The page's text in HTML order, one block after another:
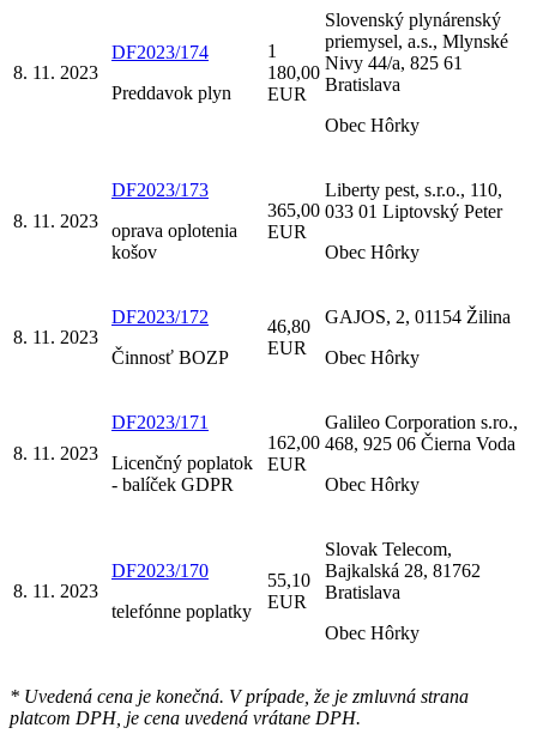
8. 11. 2023
DF2023/174
Preddavok plyn
1
180,00
EUR
Slovenský plynárenský
priemysel, a.s., Mlynské
Nivy 44/a, 825 61
Bratislava
Obec Hôrky
8. 11. 2023
DF2023/173
oprava oplotenia
košov
365,00
EUR
Liberty pest, s.r.o., 110,
033 01 Liptovský Peter
Obec Hôrky
8. 11. 2023
DF2023/172
Činnosť BOZP
46,80
EUR
GAJOS, 2, 01154 Žilina
Obec Hôrky
8. 11. 2023
DF2023/171
Licenčný poplatok
- balíček GDPR
162,00
EUR
Galileo Corporation s.ro.,
468, 925 06 Čierna Voda
Obec Hôrky
8. 11. 2023
DF2023/170
telefónne poplatky
55,10
EUR
Slovak Telecom,
Bajkalská 28, 81762
Bratislava
Obec Hôrky
* Uvedená cena je konečná. V prípade, že je zmluvná strana
platcom DPH, je cena uvedená vrátane DPH.